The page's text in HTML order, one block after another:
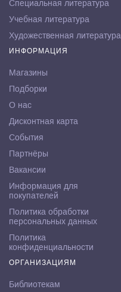
Специальная литература
Учебная литература
Художественная литература
ИНФОРМАЦИЯ
Магазины
Подборки
О нас
Дисконтная карта
События
Партнёры
Вакансии
Информация для
покупателей
Политика обработки
персональных данных
Политика
конфиденциальности
ОРГАНИЗАЦИЯМ
Библиотекам